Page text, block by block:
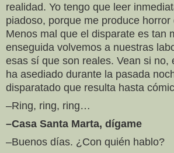
realidad. Yo tengo que leer
piadoso, porque me produce horror
Menos mal que el disparate es tan
enseguida volvemos a nuestras
esas sí que son reales. Vean si no,
ha asediado durante la pasada
disparatado que resulta hasta
–Ring, ring, ring…
–Casa Santa Marta, dígame
–Buenos días. ¿Con quién hablo?